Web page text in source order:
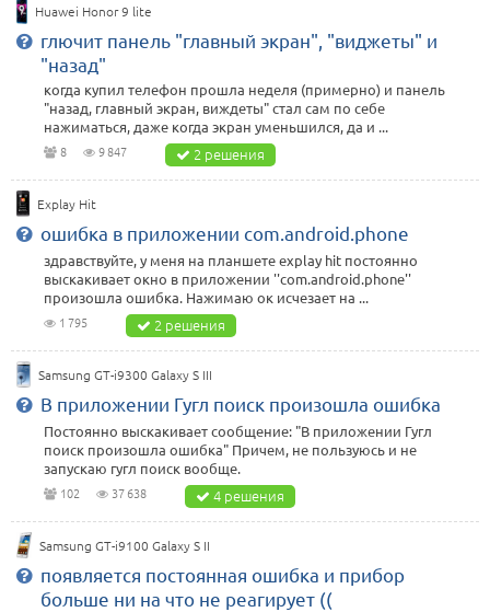
Huawei Honor 9 lite
глючит панель "главный экран", "виджеты" и
"назад"
когда купил телефон прошла неделя (примерно) и панель
"назад, главный экран, виждеты" стал сам по себе
нажиматься, даже когда экран уменьшился, да и ...
8 9 847 2 решения
Explay Hit
ошибка в приложении com.android.phone
здравствуйте, у меня на планшете explay hit постоянно
выскакивает окно в приложении ''com.android.phone''
произошла ошибка. Нажимаю ок исчезает на ...
1 795 2 решения
Samsung GT-i9300 Galaxy S III
В приложении Гугл поиск произошла ошибка
Постоянно выскакивает сообщение: "В приложении Гугл
поиск произошла ошибка" Причем, не пользуюсь и не
запускаю гугл поиск вообще.
102 37 638 4 решения
Samsung GT-i9100 Galaxy S II
появляется постоянная ошибка и прибор
больше ни на что не реагирует ((